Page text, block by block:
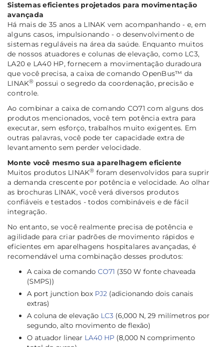
Sistemas eficientes projetados para movimentação
avançada
Há mais de 35 anos a LINAK vem acompanhando - e, em
alguns casos, impulsionando - o desenvolvimento de
sistemas reguláveis na área da saúde. Enquanto muitos
de nossos atuadores e colunas de elevação, como LC3,
LA20 e LA40 HP, fornecem a movimentação duradoura
que você precisa, a caixa de comando OpenBus™ da
LINAK® possui o segredo da coordenação, precisão e
controle.
Ao combinar a caixa de comando CO71 com alguns dos
produtos mencionados, você tem potência extra para
executar, sem esforço, trabalhos muito exigentes. Em
outras palavras, você pode ter capacidade extra de
levantamento sem perder velocidade.
Monte você mesmo sua aparelhagem eficiente
Muitos produtos LINAK® foram desenvolvidos para suprir
a demanda crescente por potência e velocidade. Ao olhar
as brochuras LINAK, você verá diversos produtos
confiáveis e testados - todos combináveis e de fácil
integração.
No entanto, se você realmente precisa de potência e
agilidade para criar padrões de movimento rápidos e
eficientes em aparelhagens hospitalares avançadas, é
recomendável uma combinação desses produtos:
A caixa de comando CO71 (350 W fonte chaveada
(SMPS))
A port junction box PJ2 (adicionando dois canais
extras)
A coluna de elevação LC3 (6,000 N, 29 milímetros por
segundo, alto movimento de flexão)
O atuador linear LA40 HP (8,000 N comprimento